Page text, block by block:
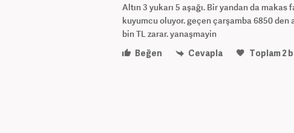
Altın 3 yukarı 5 aşağı. Bir yandan da makas
kuyumcu oluyor. geçen çarşamba 6850 den
bin TL zarar. yanaşmayin
Beğen
Cevapla Toplam2